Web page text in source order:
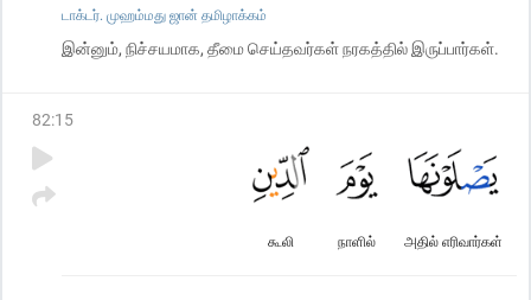
டாக்டர். முஹம்மது ஜான் தமிழாக்கம்
இன்னும், நிச்சயமாக, தீமை செய்தவர்கள் நரகத்தில் இருப்பார்கள்.
82:15
அதில் எரிவார்கள்
நாளில்
கூலி